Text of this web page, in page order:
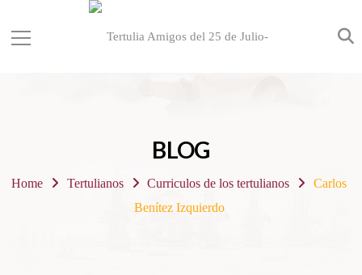
BLOG
Home Tertulianos Curriculos de los tertulianos
Carlos
Benítez Izquierdo